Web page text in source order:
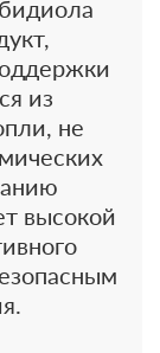
из
не
высокой